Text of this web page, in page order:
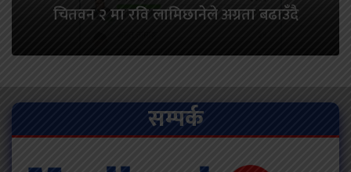
चितवन २ मा रवि लामिछानेले अग्रता बढाउँदै
सम्पर्क